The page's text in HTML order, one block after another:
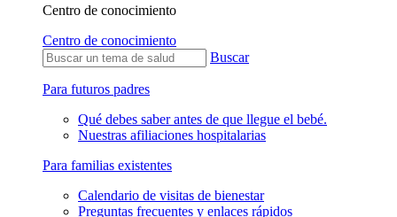
Centro de conocimiento
Centro de conocimiento
Buscar
Para futuros padres
Qué debes saber antes de que llegue el bebé.
Nuestras afiliaciones hospitalarias
Para familias existentes
Calendario de visitas de bienestar
Preguntas frecuentes y enlaces rápidos